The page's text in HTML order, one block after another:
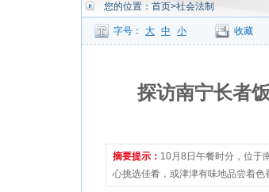
您的位置： 首页>社会法制
字号： 大 中 小 收藏
探访南宁长者
摘要提示： 10月8日午餐时分，位于
心挑选佳肴，或津津有味地品尝着色